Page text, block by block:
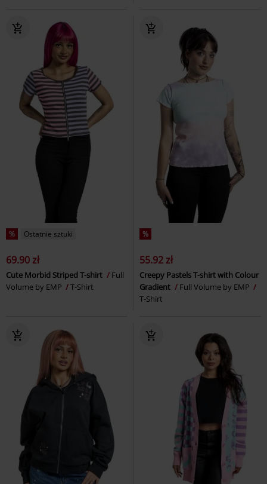
% Ostatnie sztuki
69.90 zł
Cute Morbid Striped T-shirt
Full
Volume by EMP
T-Shirt
%
55.92 zł
Creepy Pastels T-shirt with Colour
Gradient
Full Volume by EMP
T-Shirt